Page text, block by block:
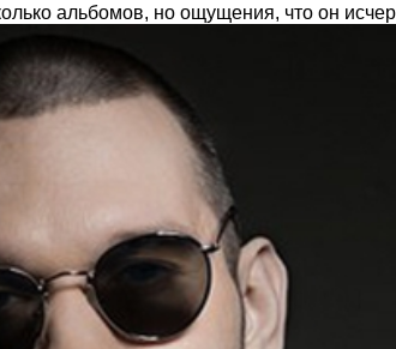
альбомов, но ощущения, что он